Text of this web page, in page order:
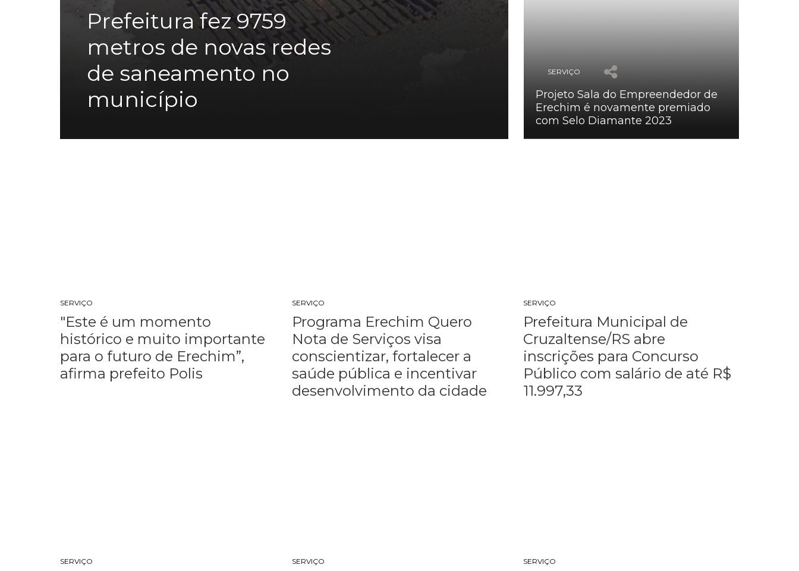
Prefeitura fez 9759
metros de novas redes
de saneamento no
município
SERVIÇO
Projeto Sala do Empreendedor de
Erechim é novamente premiado
com Selo Diamante 2023
SERVIÇO
"Este é um momento
histórico e muito importante
para o futuro de Erechim”,
afirma prefeito Polis
SERVIÇO
Programa Erechim Quero
Nota de Serviços visa
conscientizar, fortalecer a
saúde pública e incentivar
desenvolvimento da cidade
SERVIÇO
Prefeitura Municipal de
Cruzaltense/RS abre
inscrições para Concurso
Público com salário de até R$
11.997,33
SERVIÇO SERVIÇO SERVIÇO